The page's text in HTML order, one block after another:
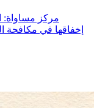
إخفاقها في مكافحة